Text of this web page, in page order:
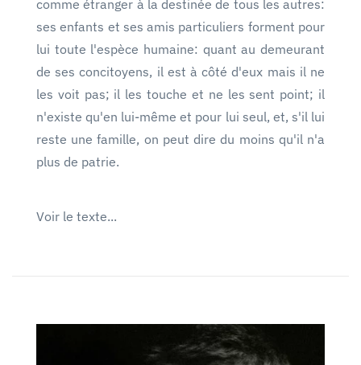
comme étranger à la destinée de tous les autres:
ses enfants et ses amis particuliers forment pour
lui toute l'espèce humaine: quant au demeurant
de ses concitoyens, il est à côté d'eux mais il ne
les voit pas; il les touche et ne les sent point; il
n'existe qu'en lui-même et pour lui seul, et, s'il lui
reste une famille, on peut dire du moins qu'il n'a
plus de patrie.
Voir le texte...